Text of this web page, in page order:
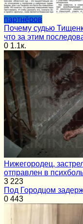
партнёров
Почему судью
что за этим
0 1.1к.
Нижегородец,
отправлен в
3 223
Под Городцом
0 443